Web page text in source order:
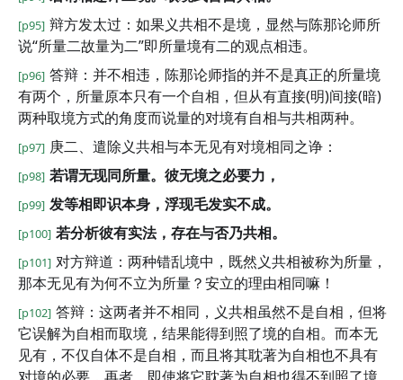
[p95] 辩方发太过：如果义共相不是境，显然与陈那论师所
说“所量二故量为二”即所量境有二的观点相违。
[p96] 答辩：并不相违，陈那论师指的并不是真正的所量境
有两个，所量原本只有一个自相，但从有直接(明)间接(暗)
两种取境方式的角度而说量的对境有自相与共相两种。
[p97] 庚二、遣除义共相与本无见有对境相同之诤：
[p98] 若谓无现同所量。彼无境之必要力，
[p99] 发等相即识本身，浮现毛发实不成。
[p100] 若分析彼有实法，存在与否乃共相。
[p101] 对方辩道：两种错乱境中，既然义共相被称为所量，
那本无见有为何不立为所量？安立的理由相同嘛！
[p102] 答辩：这两者并不相同，义共相虽然不是自相，但将
它误解为自相而取境，结果能得到照了境的自相。而本无
见有，不仅自体不是自相，而且将其耽著为自相也不具有